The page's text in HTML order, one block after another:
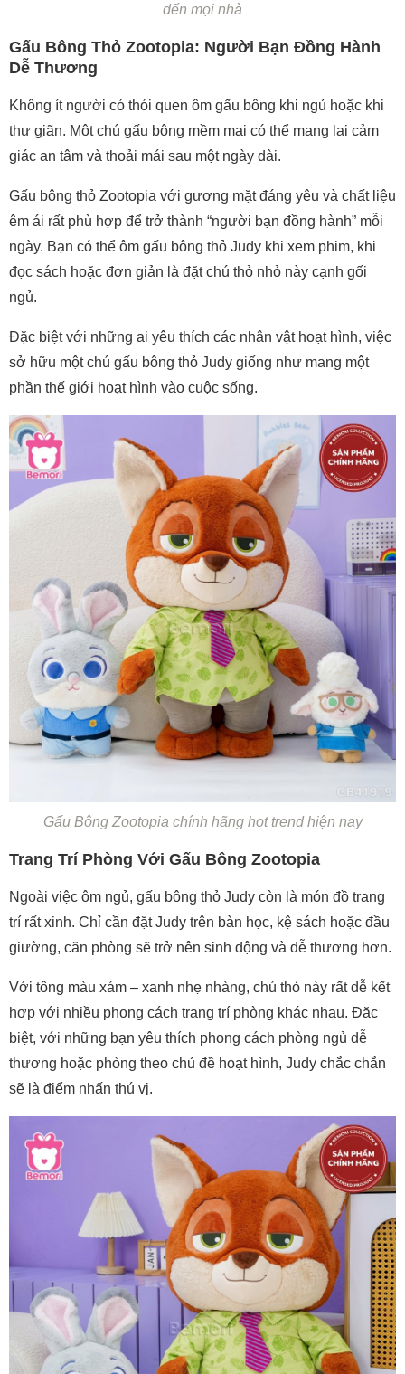
đến mọi nhà
Gấu Bông Thỏ Zootopia: Người Bạn Đồng Hành
Dễ Thương
Không ít người có thói quen ôm gấu bông khi ngủ hoặc khi
thư giãn. Một chú gấu bông mềm mại có thể mang lại cảm
giác an tâm và thoải mái sau một ngày dài.
Gấu bông thỏ Zootopia với gương mặt đáng yêu và chất liệu
êm ái rất phù hợp để trở thành “người bạn đồng hành” mỗi
ngày. Bạn có thể ôm gấu bông thỏ Judy khi xem phim, khi
đọc sách hoặc đơn giản là đặt chú thỏ nhỏ này cạnh gối
ngủ.
Đặc biệt với những ai yêu thích các nhân vật hoạt hình, việc
sở hữu một chú gấu bông thỏ Judy giống như mang một
phần thế giới hoạt hình vào cuộc sống.
Gấu Bông Zootopia chính hãng hot trend hiện nay
Trang Trí Phòng Với Gấu Bông Zootopia
Ngoài việc ôm ngủ, gấu bông thỏ Judy còn là món đồ trang
trí rất xinh. Chỉ cần đặt Judy trên bàn học, kệ sách hoặc đầu
giường, căn phòng sẽ trở nên sinh động và dễ thương hơn.
Với tông màu xám – xanh nhẹ nhàng, chú thỏ này rất dễ kết
hợp với nhiều phong cách trang trí phòng khác nhau. Đặc
biệt, với những bạn yêu thích phong cách phòng ngủ dễ
thương hoặc phòng theo chủ đề hoạt hình, Judy chắc chắn
sẽ là điểm nhấn thú vị.